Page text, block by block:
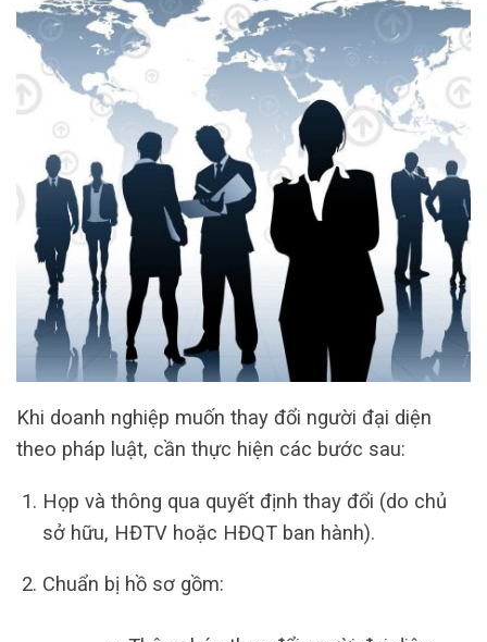
Khi doanh nghiệp muốn thay đổi người đại diện
theo pháp luật, cần thực hiện các bước sau:
Họp và thông qua quyết định thay đổi (do chủ
sở hữu, HĐTV hoặc HĐQT ban hành).
Chuẩn bị hồ sơ gồm: